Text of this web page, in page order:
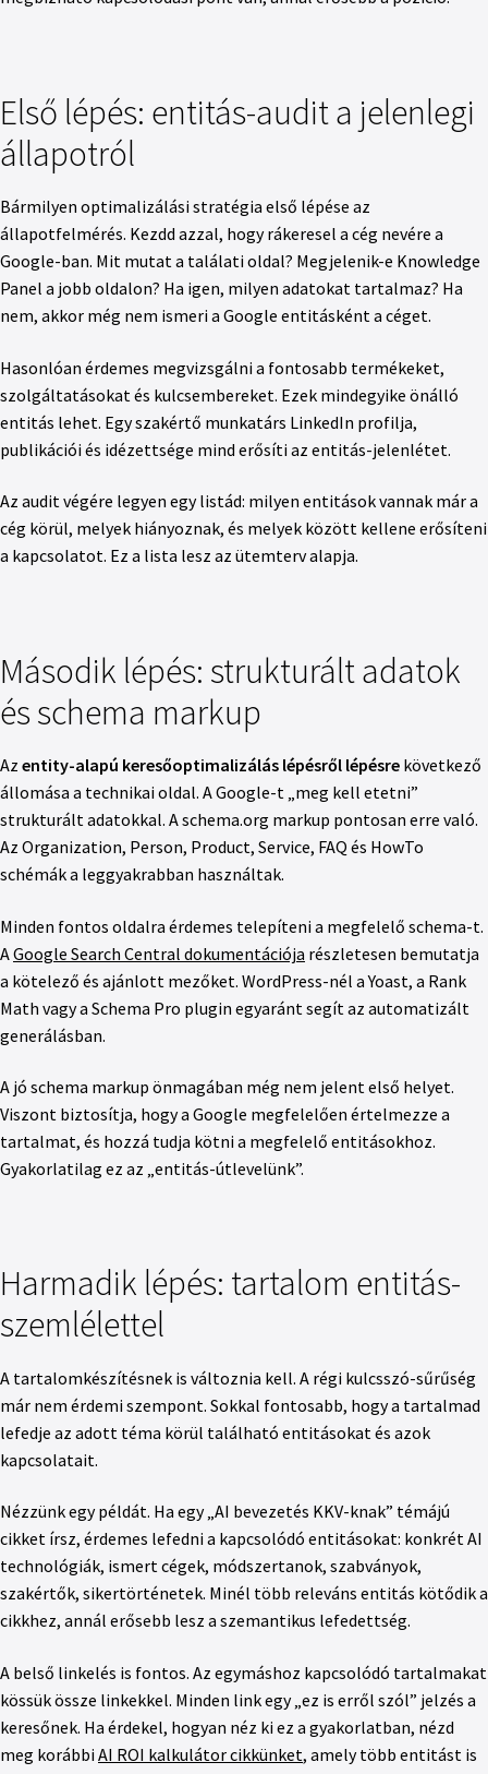
Első lépés: entitás-audit a jelenlegi
állapotról
Bármilyen optimalizálási stratégia első lépése az
állapotfelmérés. Kezdd azzal, hogy rákeresel a cég nevére a
Google-ban. Mit mutat a találati oldal? Megjelenik-e Knowledge
Panel a jobb oldalon? Ha igen, milyen adatokat tartalmaz? Ha
nem, akkor még nem ismeri a Google entitásként a céget.
Hasonlóan érdemes megvizsgálni a fontosabb termékeket,
szolgáltatásokat és kulcsembereket. Ezek mindegyike önálló
entitás lehet. Egy szakértő munkatárs LinkedIn profilja,
publikációi és idézettsége mind erősíti az entitás-jelenlétet.
Az audit végére legyen egy listád: milyen entitások vannak már a
cég körül, melyek hiányoznak, és melyek között kellene erősíteni
a kapcsolatot. Ez a lista lesz az ütemterv alapja.
Második lépés: strukturált adatok
és schema markup
Az entity-alapú keresőoptimalizálás lépésről lépésre következő
állomása a technikai oldal. A Google-t „meg kell etetni”
strukturált adatokkal. A schema.org markup pontosan erre való.
Az Organization, Person, Product, Service, FAQ és HowTo
schémák a leggyakrabban használtak.
Minden fontos oldalra érdemes telepíteni a megfelelő schema-t.
AGoogle Search Central dokumentációja részletesen bemutatja
a kötelező és ajánlott mezőket. WordPress-nél a Yoast, a Rank
Math vagy a Schema Pro plugin egyaránt segít az automatizált
generálásban.
A jó schema markup önmagában még nem jelent első helyet.
Viszont biztosítja, hogy a Google megfelelően értelmezze a
tartalmat, és hozzá tudja kötni a megfelelő entitásokhoz.
Gyakorlatilag ez az „entitás-útlevelünk”.
Harmadik lépés: tartalom entitás-
szemlélettel
A tartalomkészítésnek is változnia kell. A régi kulcsszó-sűrűség
már nem érdemi szempont. Sokkal fontosabb, hogy a tartalmad
lefedje az adott téma körül található entitásokat és azok
kapcsolatait.
Nézzünk egy példát. Ha egy „AI bevezetés KKV-knak” témájú
cikket írsz, érdemes lefedni a kapcsolódó entitásokat: konkrét AI
technológiák, ismert cégek, módszertanok, szabványok,
szakértők, sikertörténetek. Minél több releváns entitás kötődik a
cikkhez, annál erősebb lesz a szemantikus lefedettség.
A belső linkelés is fontos. Az egymáshoz kapcsolódó tartalmakat
kössük össze linkekkel. Minden link egy „ez is erről szól” jelzés a
keresőnek. Ha érdekel, hogyan néz ki ez a gyakorlatban, nézd
meg korábbiAI ROI kalkulátor cikkünket, amely több entitást is